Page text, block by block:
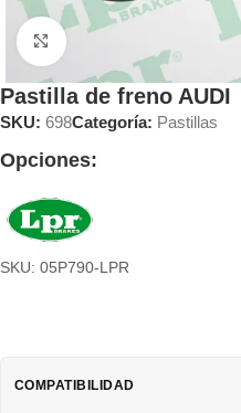
Pastilla de freno AUDI
SKU: 698Categoría: Pastillas
Opciones:
SKU: 05P790-LPR
COMPATIBILIDAD